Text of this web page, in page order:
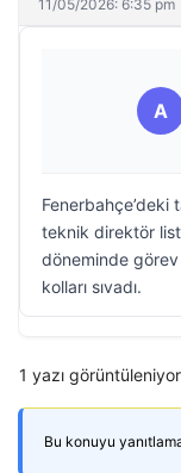
11/05/2026: 6:35 pm
A
Fenerbahçe’deki
teknik direktör
döneminde
kolları sıvadı.
1 yazı
Bu konuyu